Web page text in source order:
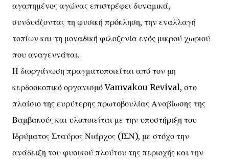
αγαπημένος αγώνας επιστρέφει δυναμικά,
συνδυάζοντας τη φυσική πρόκληση, την εναλλαγή
τοπίων και τη μοναδική φιλοξενία ενός μικρού χωριού
που αναγεννάται.
Η διοργάνωση πραγματοποιείται από τον μη
κερδοσκοπικό οργανισμό Vamvakou Revival, στο
πλαίσιο της ευρύτερης πρωτοβουλίας Αναβίωσης της
Βαμβακούς και υλοποιείται με την υποστήριξη του
Ιδρύματος Σταύρος Νιάρχος (ΙΣΝ), με στόχο την
ανάδειξη του φυσικού πλούτου της περιοχής και την